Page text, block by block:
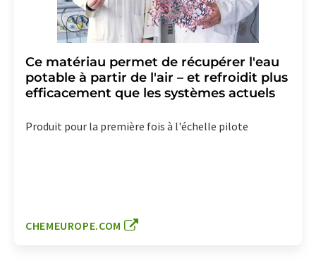
Ce matériau permet de récupérer l'eau
potable à partir de l'air – et refroidit plus
efficacement que les systèmes actuels
Produit pour la première fois à l'échelle pilote
CHEMEUROPE.COM